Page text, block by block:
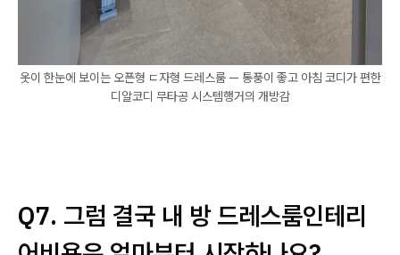
옷이 한눈에 보이는 오픈형 ㄷ자형 드레스룸 — 통풍이 좋고 아침 코디가 편한
디알코디 무타공 시스템행거의 개방감
Q7. 그럼 결국 내 방 드레스룸인테리